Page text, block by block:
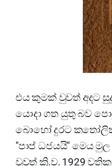
එය කුමක් වුවත් අදට
යොදා ගත යුතු බව
බොහෝ දුරට
"පාප් ධජයයි" මෙය
වුවත් ක්‍රි.ව. 1929